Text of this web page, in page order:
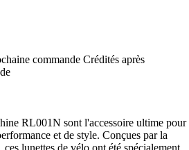
commande Crédités après
RL001N sont l'accessoire ultime pour
et de style. Conçues par la